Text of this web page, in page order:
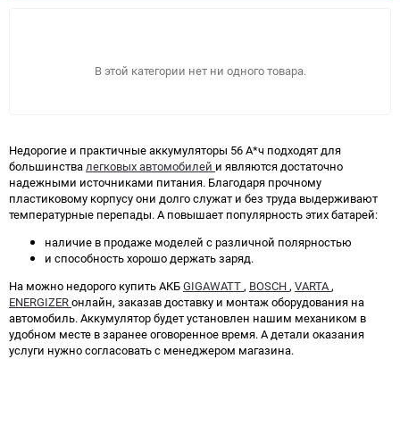
ПОДОБРАТЬ
В этой категории нет ни одного товара.
Недорогие и практичные аккумуляторы 56 А*ч подходят для
большинствалегковых автомобилей и являются достаточно
надежными источниками питания. Благодаря прочному
пластиковому корпусу они долго служат и без труда выдерживают
температурные перепады. А повышает популярность этих батарей:
наличие в продаже моделей с различной полярностью
и способность хорошо держать заряд.
На можно недорого купить АКБGIGAWATT, BOSCH, VARTA,
ENERGIZERонлайн, заказав доставку и монтаж оборудования на
автомобиль. Аккумулятор будет установлен нашим механиком в
удобном месте в заранее оговоренное время. А детали оказания
услуги нужно согласовать с менеджером магазина.